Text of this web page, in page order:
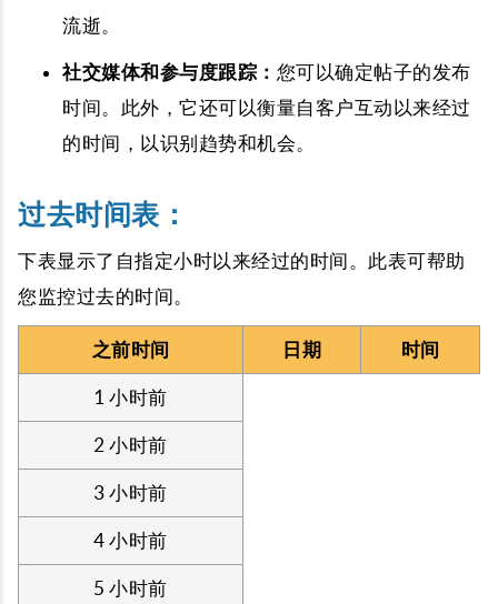
流逝。
社交媒体和参与度跟踪： 您可以确定帖子的发布
时间。此外，它还可以衡量自客户互动以来经过
的时间，以识别趋势和机会。
过去时间表：
下表显示了自指定小时以来经过的时间。此表可帮助
您监控过去的时间。
之前时间 日期 时间
1 小时前
2 小时前
3 小时前
4 小时前
5 小时前